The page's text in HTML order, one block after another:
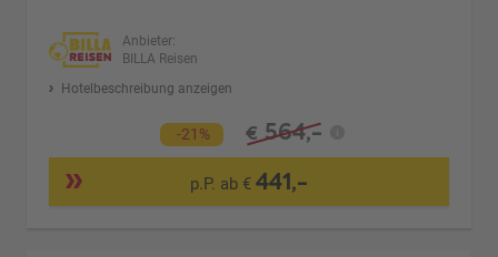
Anbieter:
BILLA Reisen
Hotelbeschreibung anzeigen
-21% € 564,-
p.P. ab € 441,-